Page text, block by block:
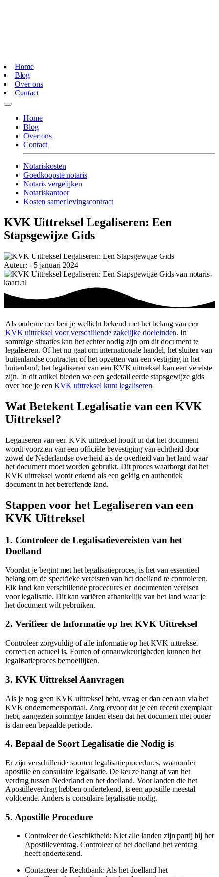
Home
Blog
Over ons
Contact
Home
Blog
Over ons
Contact
Notariskosten
Goedkoopste notaris
Notaris vergelijken
Notariskantoor
Kosten samenlevingscontract
KVK Uittreksel Legaliseren: Een
Stapsgewijze Gids
Auteur: - 5 januari 2024
Als ondernemer ben je wellicht bekend met het belang van een
KVK uittreksel voor verschillende zakelijke doeleinden. In
sommige situaties kan het echter nodig zijn om dit document te
legaliseren. Of het nu gaat om internationale handel, het sluiten van
buitenlandse contracten of het opzetten van een vestiging in het
buitenland, het legaliseren van een KVK uittreksel kan een vereiste
zijn. In dit artikel bieden we een gedetailleerde stapsgewijze gids
over hoe je een KVK uittreksel kunt legaliseren.
Wat Betekent Legalisatie van een KVK
Uittreksel?
Legaliseren van een KVK uittreksel houdt in dat het document
wordt voorzien van een officiële bevestiging van echtheid door
zowel de Nederlandse overheid als de overheid van het land waar
het document moet worden gebruikt. Dit proces waarborgt dat het
KVK uittreksel wordt erkend als een geldig en authentiek
document in het betreffende land.
Stappen voor het Legaliseren van een
KVK Uittreksel
1. Controleer de Legalisatievereisten van het
Doelland
Voordat je begint met het legalisatieproces, is het van essentieel
belang om de specifieke vereisten van het doelland te controleren.
Elk land kan verschillende procedures en documenten vereisen
voor legalisatie. Dit kan variëren afhankelijk van het land waar je
het document wilt gebruiken.
2. Verifieer de Informatie op het KVK Uittreksel
Controleer zorgvuldig of alle informatie op het KVK uittreksel
correct en actueel is. Fouten of onnauwkeurigheden kunnen het
legalisatieproces bemoeilijken.
3. KVK Uittreksel Aanvragen
Als je nog geen KVK uittreksel hebt, vraag er dan een aan via het
KVK ondernemersportaal. Zorg ervoor dat je een recent exemplaar
hebt, aangezien sommige landen eisen dat het document niet ouder
is dan een bepaalde periode.
4. Bepaal de Soort Legalisatie die Nodig is
Er zijn verschillende soorten legalisatieprocedures, waaronder
apostille en consulaire legalisatie. De keuze hangt af van het
verdrag tussen Nederland en het doelland. Voor landen die het
Apostilleverdrag hebben ondertekend, is een apostille meestal
voldoende. Anders is consulaire legalisatie nodig.
5. Apostille Procedure
Controleer de Geschiktheid: Niet alle landen zijn partij bij het
Apostilleverdrag. Controleer of het doelland het verdrag
heeft ondertekend.
Contacteer de Rechtbank: Als het doelland het